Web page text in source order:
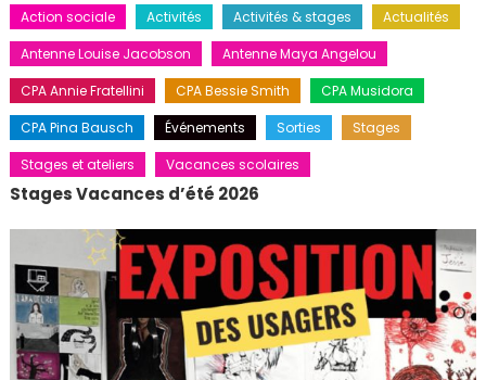
Action sociale Activités Activités & stages
Actualités
Antenne Louise Jacobson
Antenne Maya Angelou
CPA Annie Fratellini
CPA Bessie Smith
CPA Musidora
CPA Pina Bausch
Événements Sorties
Stages
Stages et ateliers
Vacances scolaires
Stages Vacances d’été 2026